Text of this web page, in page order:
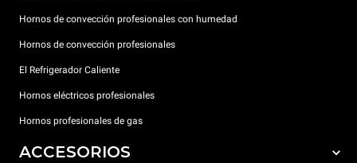
Hornos de convección profesionales con humedad
Hornos de convección profesionales
El Refrigerador Caliente
Hornos eléctricos profesionales
Hornos profesionales de gas
ACCESORIOS